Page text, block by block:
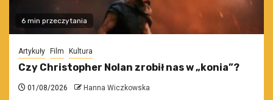
6 min przeczytania
Artykuły Film Kultura
Czy Christopher Nolan zrobił nas w „konia”?
01/08/2026 Hanna Wiczkowska